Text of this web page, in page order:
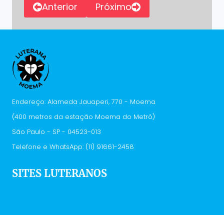
Anterior Próximo
Endereço: Alameda Jauaperi, 770 - Moema
(400 metros da estação Moema do Metrô)
São Paulo - SP - 04523-013
Telefone e WhatsApp: (11) 91661-2458
SITES LUTERANOS